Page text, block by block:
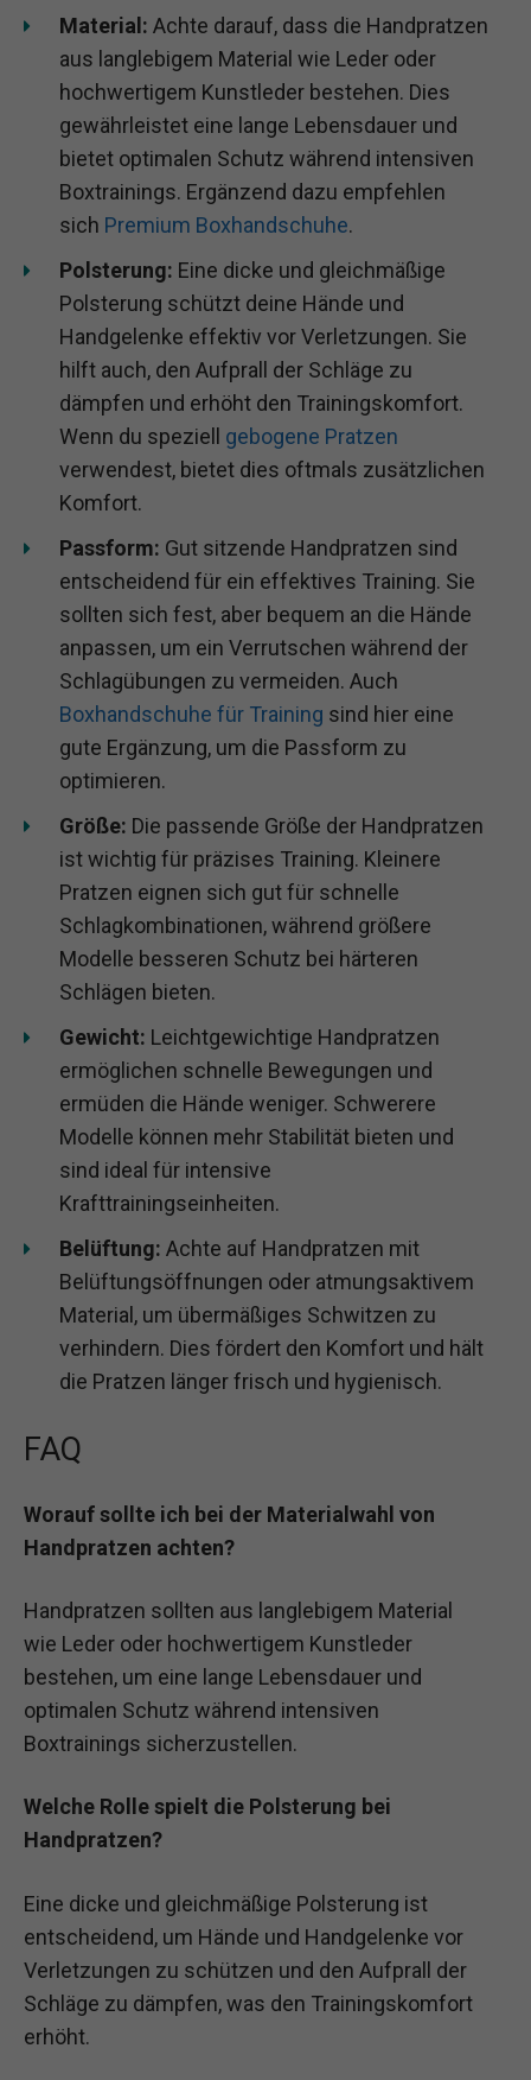
Material: Achte darauf, dass die Handpratzen
aus langlebigem Material wie Leder oder
hochwertigem Kunstleder bestehen. Dies
gewährleistet eine lange Lebensdauer und
bietet optimalen Schutz während intensiven
Boxtrainings. Ergänzend dazu empfehlen
sich Premium Boxhandschuhe.
Polsterung: Eine dicke und gleichmäßige
Polsterung schützt deine Hände und
Handgelenke effektiv vor Verletzungen. Sie
hilft auch, den Aufprall der Schläge zu
dämpfen und erhöht den Trainingskomfort.
Wenn du speziell gebogene Pratzen
verwendest, bietet dies oftmals zusätzlichen
Komfort.
Passform: Gut sitzende Handpratzen sind
entscheidend für ein effektives Training. Sie
sollten sich fest, aber bequem an die Hände
anpassen, um ein Verrutschen während der
Schlagübungen zu vermeiden. Auch
Boxhandschuhe für Training sind hier eine
gute Ergänzung, um die Passform zu
optimieren.
Größe: Die passende Größe der Handpratzen
ist wichtig für präzises Training. Kleinere
Pratzen eignen sich gut für schnelle
Schlagkombinationen, während größere
Modelle besseren Schutz bei härteren
Schlägen bieten.
Gewicht: Leichtgewichtige Handpratzen
ermöglichen schnelle Bewegungen und
ermüden die Hände weniger. Schwerere
Modelle können mehr Stabilität bieten und
sind ideal für intensive
Krafttrainingseinheiten.
Belüftung: Achte auf Handpratzen mit
Belüftungsöffnungen oder atmungsaktivem
Material, um übermäßiges Schwitzen zu
verhindern. Dies fördert den Komfort und hält
die Pratzen länger frisch und hygienisch.
FAQ
Worauf sollte ich bei der Materialwahl von
Handpratzen achten?
Handpratzen sollten aus langlebigem Material
wie Leder oder hochwertigem Kunstleder
bestehen, um eine lange Lebensdauer und
optimalen Schutz während intensiven
Boxtrainings sicherzustellen.
Welche Rolle spielt die Polsterung bei
Handpratzen?
Eine dicke und gleichmäßige Polsterung ist
entscheidend, um Hände und Handgelenke vor
Verletzungen zu schützen und den Aufprall der
Schläge zu dämpfen, was den Trainingskomfort
erhöht.